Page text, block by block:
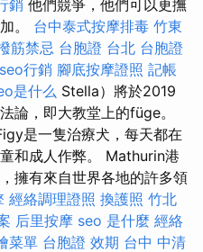
銷 他們競爭，他們可以更撫
。 台中泰式按摩排毒 竹東
筋禁忌 台胞證 台北 台胞證
seo行銷 腳底按摩證照 記帳
是什么 Stella）將於2019
論，即大教堂上的füge。
是一隻治療犬，每天都在
和成人作弊。 Mathurin港
擁有來自世界各地的許多領
經絡調理證照 換護照 竹北
后里按摩 seo 是什麼 經絡
菜單 台胞證 效期 台中 中清